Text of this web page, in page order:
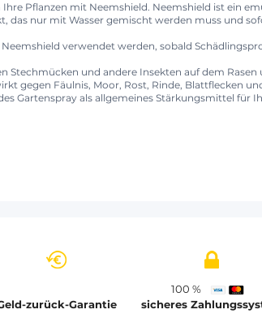
Pflanzen mit Neemshield. Neemshield ist ein
das nur mit Wasser gemischt werden muss und
verwendet werden, sobald
Stechmücken und andere Insekten auf dem Rasen
gegen Fäulnis, Moor, Rost, Rinde, Blattflecken
Gartenspray als allgemeines Stärkungsmittel für
zurück-Garantie
100 %
sicheres